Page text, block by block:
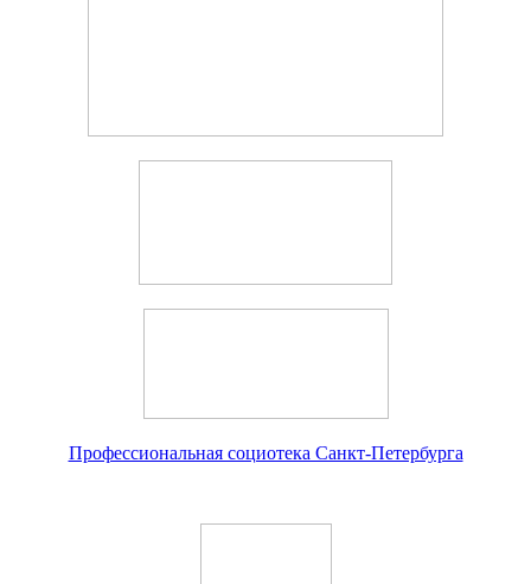
Профессиональная социотека Санкт-Петербурга